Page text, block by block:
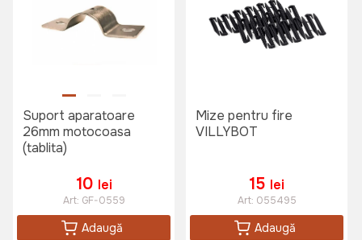
Suport aparatoare
26mm motocoasa
(tablita)
10 lei
Art: GF-0559
Adaugă
Mize pentru fire
VILLYBOT
15 lei
Art: 055495
Adaugă